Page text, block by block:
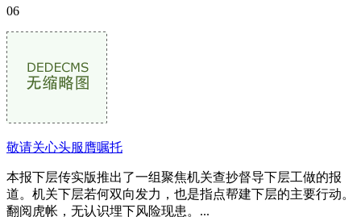
06
敬请关心头服膺嘱托
本报下层传实版推出了一组聚焦机关查抄督导下层工做的报
道。机关下层若何双向发力，也是指点帮建下层的主要行动。
翻阅虎帐，无认识埋下风险现患。...